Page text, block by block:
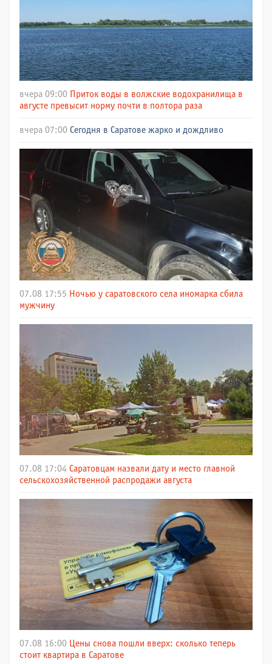
вчера 09:00 Приток воды в волжские водохранилища в
августе превысит норму почти в полтора раза
вчера 07:00 Сегодня в Саратове жарко и дождливо
07.08 17:55 Ночью у саратовского села иномарка сбила
мужчину
07.08 17:04 Саратовцам назвали дату и место главной
сельскохозяйственной распродажи августа
07.08 16:00 Цены снова пошли вверх: сколько теперь
стоит квартира в Саратове